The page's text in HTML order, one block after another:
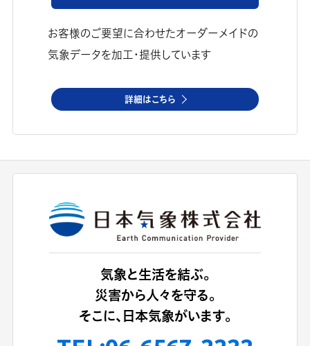
お客様のご要望に合わせたオーダーメイドの
気象データを加工・提供しています
詳細はこちら
気象と生活を結ぶ。
災害から人々を守る。
そこに、日本気象がいます。